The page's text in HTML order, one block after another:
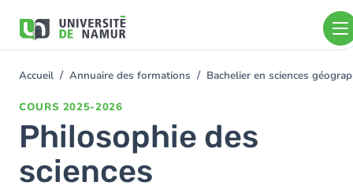
contenu
You
Accueil Annuaire des formations Bachelier en sciences
COURS 2025-2026
Philosophie des
sciences